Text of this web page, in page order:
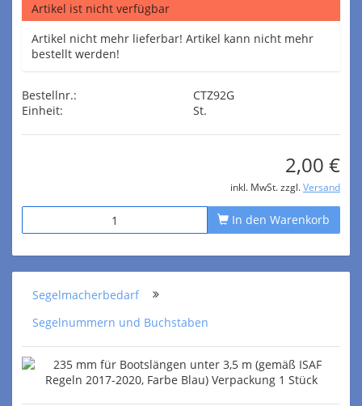
Artikel ist nicht verfügbar
Artikel nicht mehr lieferbar! Artikel kann nicht mehr
bestellt werden!
Bestellnr.:
CTZ92G
Einheit:
St.
2,00 €
inkl. MwSt. zzgl. Versand
In den Warenkorb
Segelmacherbedarf
Segelnummern und Buchstaben